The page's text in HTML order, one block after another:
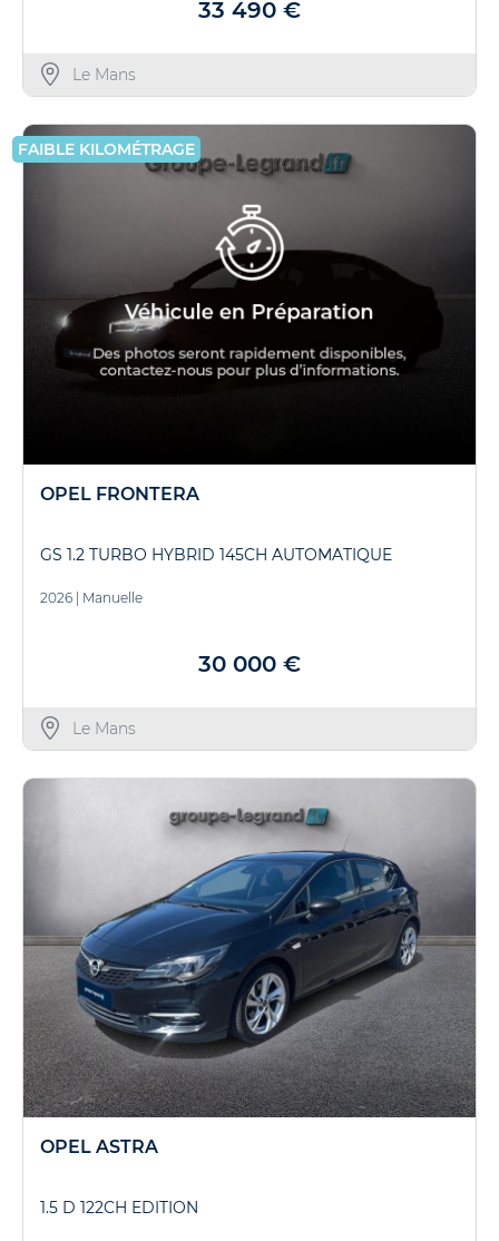
33 490 €
Le Mans
FAIBLE KILOMÉTRAGE
OPEL FRONTERA
GS 1.2 TURBO HYBRID 145CH AUTOMATIQUE
2026 Manuelle
30 000 €
Le Mans
OPEL ASTRA
1.5 D 122CH EDITION